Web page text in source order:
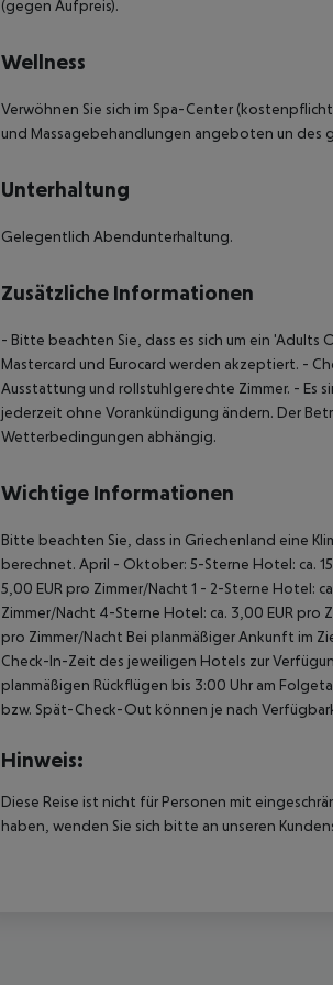
(gegen Aufpreis).
Wellness
Verwöhnen Sie sich im Spa-Center
und Massagebehandlungen angeboten un des
Unterhaltung
Gelegentlich Abendunterhaltung.
Zusätzliche Informationen
- Bitte beachten Sie, dass es sich um ein
Mastercard und Eurocard werden akzeptiert. -
Ausstattung und rollstuhlgerechte Zimmer. - Es
jederzeit ohne Vorankündigung ändern. Der
Wetterbedingungen abhängig.
Wichtige Informationen
Bitte beachten Sie, dass in Griechenland eine
berechnet. April - Oktober: 5-Sterne Hotel: ca.
5,00 EUR pro Zimmer/Nacht 1 - 2-Sterne Hotel:
Zimmer/Nacht 4-Sterne Hotel: ca. 3,00 EUR pro
pro Zimmer/Nacht Bei planmäßiger Ankunft im
Check-In-Zeit des jeweiligen Hotels zur
planmäßigen Rückflügen bis 3:00 Uhr am
bzw. Spät-Check-Out können je nach
Hinweis:
Diese Reise ist nicht für Personen mit
haben, wenden Sie sich bitte an unseren